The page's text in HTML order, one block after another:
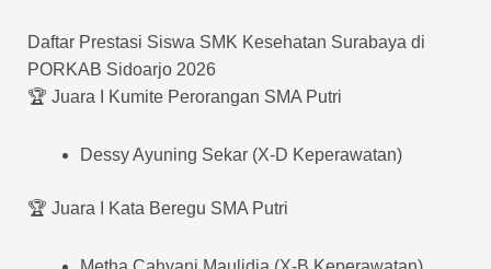
Daftar Prestasi Siswa SMK Kesehatan Surabaya di
PORKAB Sidoarjo 2026
🏆 Juara I Kumite Perorangan SMA Putri
Dessy Ayuning Sekar (X-D Keperawatan)
🏆 Juara I Kata Beregu SMA Putri